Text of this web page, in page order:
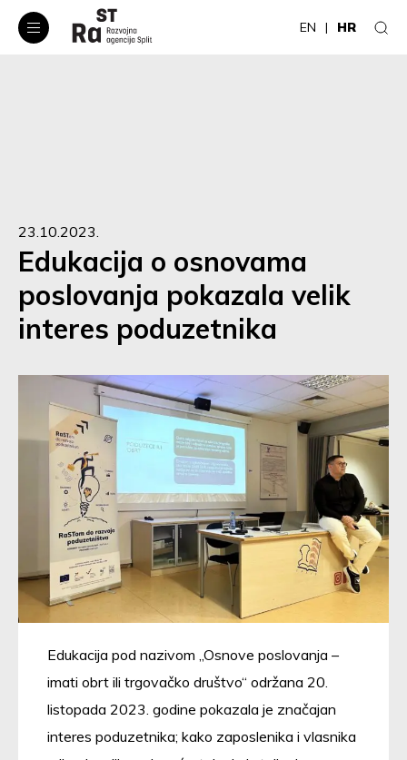
EN HR
23.10.2023.
Edukacija o osnovama
poslovanja pokazala velik
interes poduzetnika
Edukacija pod nazivom „Osnove poslovanja –
imati obrt ili trgovačko društvo“ održana 20.
listopada 2023. godine pokazala je značajan
interes poduzetnika; kako zaposlenika i vlasnika